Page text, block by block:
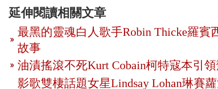
延伸閱讀相關文章
最黑的靈魂白人歌手Robin Thicke羅賓
故事
油漬搖滾不死Kurt Cobain柯特寇本引
影歌雙棲話題女星Lindsay Lohan琳賽